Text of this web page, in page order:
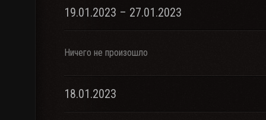
19.01.2023 – 27.01.2023
Ничего не произошло
18.01.2023